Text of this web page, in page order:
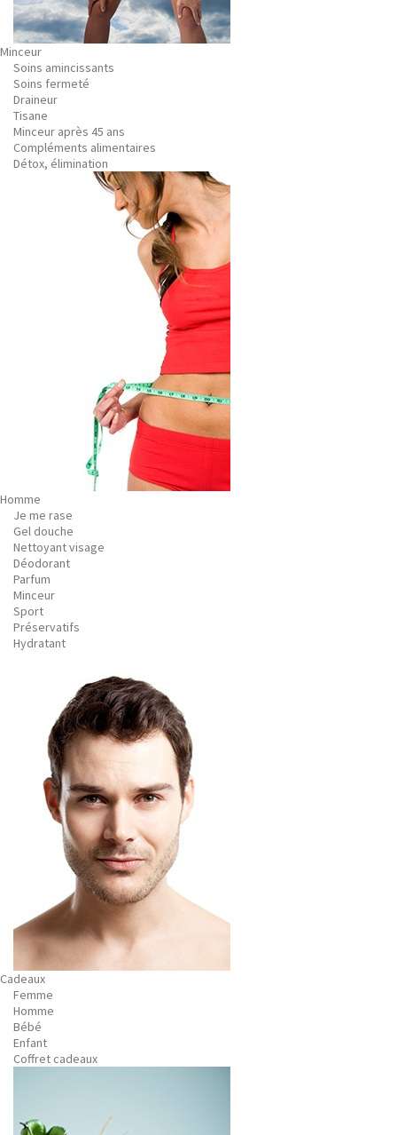
Minceur
Soins amincissants
Soins fermeté
Draineur
Tisane
Minceur après 45 ans
Compléments alimentaires
Détox, élimination
Homme
Je me rase
Gel douche
Nettoyant visage
Déodorant
Parfum
Minceur
Sport
Préservatifs
Hydratant
Cadeaux
Femme
Homme
Bébé
Enfant
Coffret cadeaux